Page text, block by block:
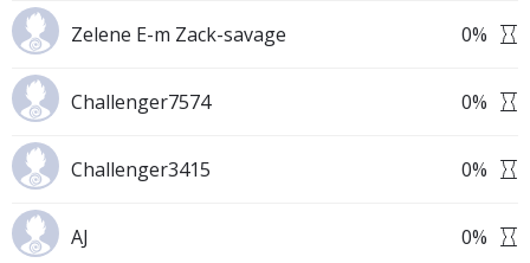
Zelene E-m Zack-savage 0%
Challenger7574 0%
Challenger3415 0%
AJ 0%